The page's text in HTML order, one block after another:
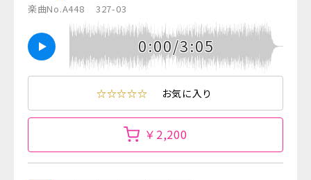
楽曲No.A448 327-03
0:00/3:05
☆☆☆☆☆ お気に入り
￥2,200